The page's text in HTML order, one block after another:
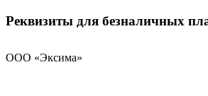
Реквизиты для безналичных
ООО «Эксима»